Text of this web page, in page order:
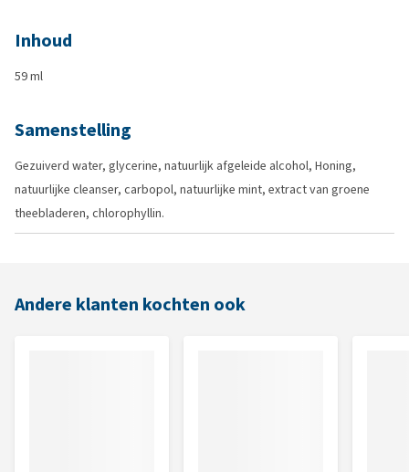
Inhoud
59 ml
Samenstelling
Gezuiverd water, glycerine, natuurlijk afgeleide alcohol, Honing,
natuurlijke cleanser, carbopol, natuurlijke mint, extract van groene
theebladeren, chlorophyllin.
Andere klanten kochten ook